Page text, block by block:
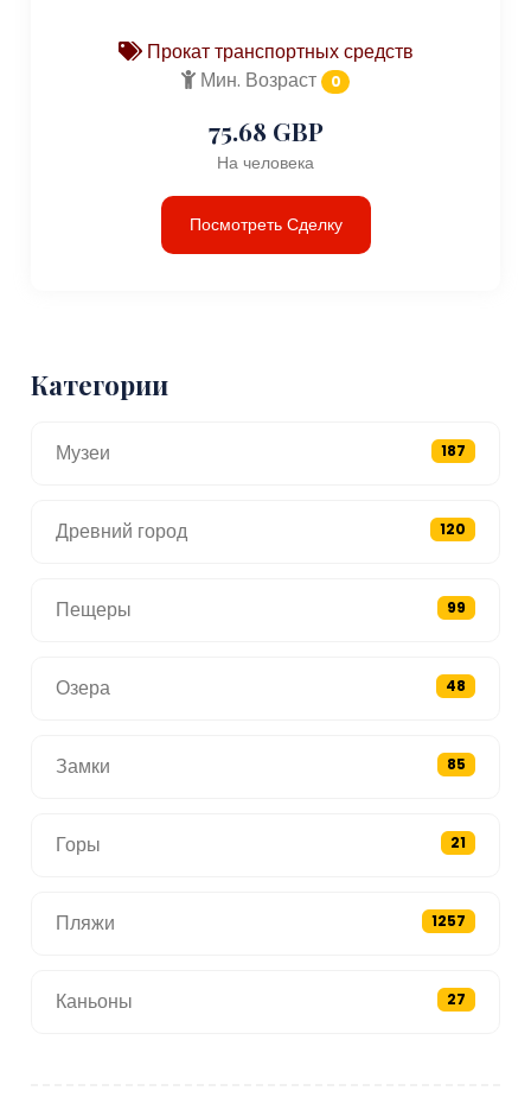
Прокат транспортных средств
Мин. Возраст
0
75.68 GBP
На человека
Посмотреть Сделку
Категории
Музеи 187
Древний город 120
Пещеры 99
Озера 48
Замки 85
Горы 21
Пляжи 1257
Каньоны 27